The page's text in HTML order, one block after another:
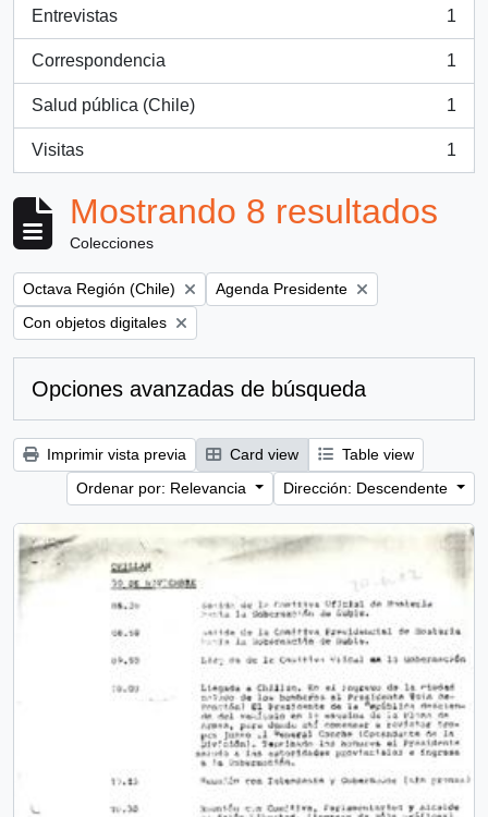
Entrevistas
, 1 resultados
1
Correspondencia
, 1 resultados
1
Salud pública (Chile)
, 1 resultados
1
Visitas
, 1 resultados
1
Mostrando 8 resultados
Colecciones
Remove filter:
Octava Región (Chile) Remove filter:
Agenda Presidente
Remove filter:
Con objetos digitales
Opciones avanzadas de búsqueda
Imprimir vista previa Card view
Table view
Ordenar por: Relevancia
Dirección: Descendente